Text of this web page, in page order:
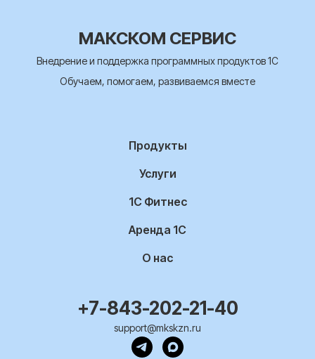
МАКСКОМ СЕРВИС
Внедрение и поддержка программных продуктов 1С
Обучаем, помогаем, развиваемся вместе
Продукты
Услуги
1С Фитнес
Аренда 1С
О нас
+7-843-202-21-40
support@mkskzn.ru